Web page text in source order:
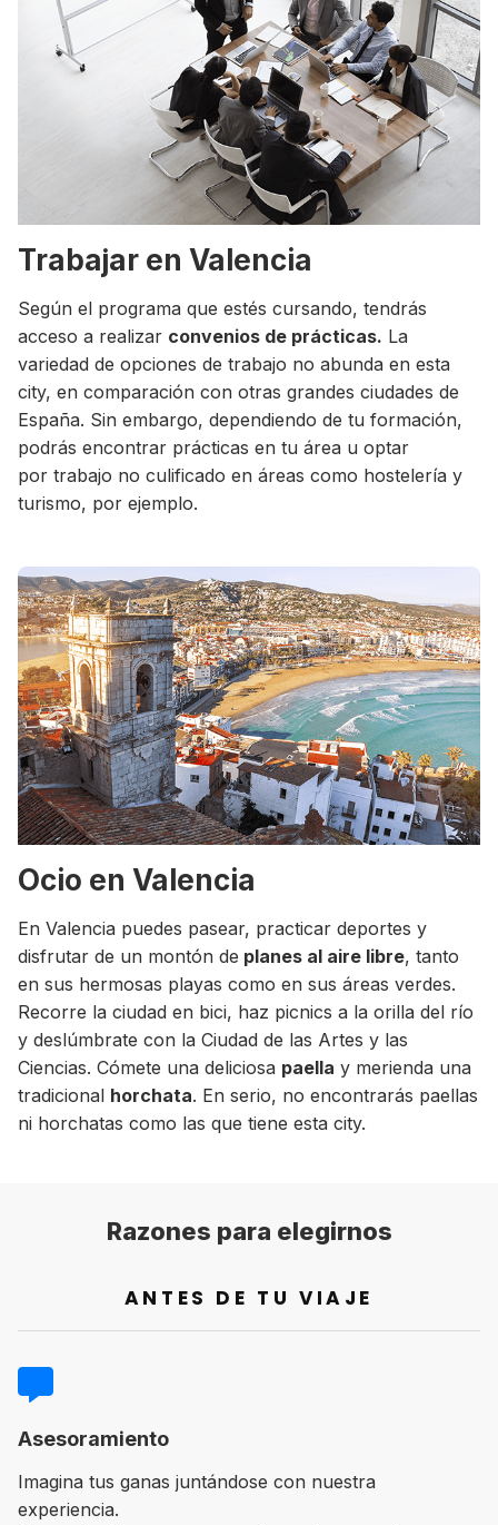
Trabajar en Valencia
Según el programa que estés cursando, tendrás
acceso a realizar convenios de prácticas. La
variedad de opciones de trabajo no abunda en esta
city, en comparación con otras grandes ciudades de
España. Sin embargo, dependiendo de tu formación,
podrás encontrar prácticas en tu área u optar
por trabajo no culificado en áreas como hostelería y
turismo, por ejemplo.
Ocio en Valencia
En Valencia puedes pasear, practicar deportes y
disfrutar de un montón de planes al aire libre, tanto
en sus hermosas playas como en sus áreas verdes.
Recorre la ciudad en bici, haz picnics a la orilla del río
y deslúmbrate con la Ciudad de las Artes y las
Ciencias. Cómete una deliciosa paella y merienda una
tradicional horchata. En serio, no encontrarás paellas
ni horchatas como las que tiene esta city.
Razones para elegirnos
ANTES DE TU VIAJE
Asesoramiento
Imagina tus ganas juntándose con nuestra
experiencia.